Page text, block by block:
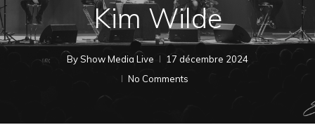
Kim Wilde
ByShow Media Live
17 décembre 2024
No Comments